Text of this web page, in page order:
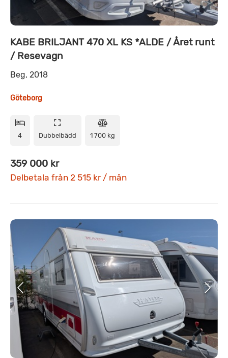
KABE BRILJANT 470 XL KS *ALDE / Året runt
/ Resevagn
Beg, 2018
Göteborg
4 Dubbelbädd 1 700 kg
359 000 kr
Delbetala från 2 515 kr / mån